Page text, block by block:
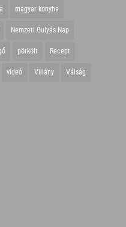
magyar konyha
Nemzeti Gulyás Nap
pörkölt Recept
videó Villány Válság